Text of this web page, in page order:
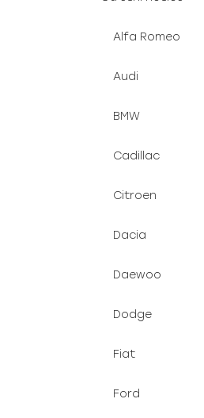
Alfa Romeo
Audi
BMW
Cadillac
Citroen
Dacia
Daewoo
Dodge
Fiat
Ford